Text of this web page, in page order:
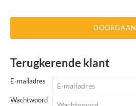
DOORGAAN
Terugkerende klant
E-mailadres
Wachtwoord